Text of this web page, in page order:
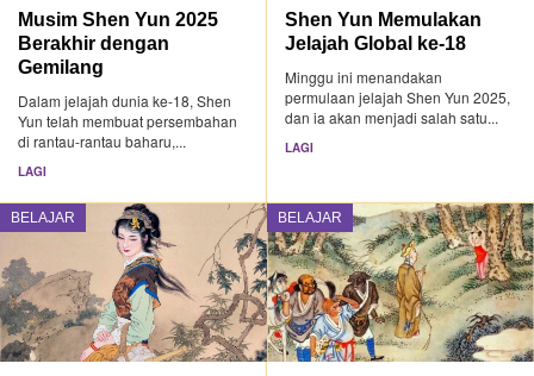
Musim Shen Yun 2025
Berakhir dengan
Gemilang
Dalam jelajah dunia ke-18, Shen
Yun telah membuat persembahan
di rantau-rantau baharu,...
LAGI
Shen Yun Memulakan
Jelajah Global ke-18
Minggu ini menandakan
permulaan jelajah Shen Yun 2025,
dan ia akan menjadi salah satu...
LAGI
BELAJAR BELAJAR